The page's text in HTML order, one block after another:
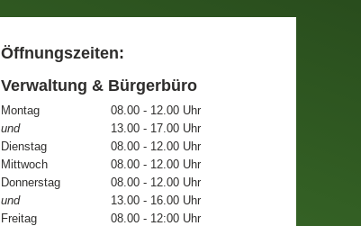
Öffnungszeiten:
Verwaltung & Bürgerbüro
Montag
08.00 - 12.00 Uhr
und
13.00 - 17.00 Uhr
Dienstag
08.00 - 12.00 Uhr
Mittwoch
08.00 - 12.00 Uhr
Donnerstag
08.00 - 12.00 Uhr
und
13.00 - 16.00 Uhr
Freitag
08.00 - 12:00 Uhr